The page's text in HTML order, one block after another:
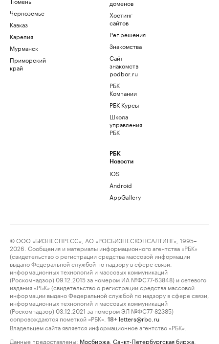
Черноземье
Кавказ
Карелия
Мурманск
Приморский
край
доменов
Хостинг
сайтов
Рег.решения
Знакомства
Сайт
знакомств
podbor.ru
РБК
Компании
РБК Курсы
Школа
управления
РБК
РБК
Новости
iOS
Android
AppGallery
© ООО «БИЗНЕСПРЕСС», АО «РОСБИЗНЕСКОНСАЛТИНГ», 1995–
2026. Сообщения и материалы информационного агентства «РБК»
(свидетельство о регистрации средства массовой информации
выдано Федеральной службой по надзору в сфере связи,
информационных технологий и массовых коммуникаций
(Роскомнадзор) 09.12.2015 за номером ИА №ФС77-63848) и сетевого
издания «РБК» (свидетельство о регистрации средства массовой
информации выдано Федеральной службой по надзору в сфере связи,
информационных технологий и массовых коммуникаций
(Роскомнадзор) 03.12.2021 за номером ЭЛ №ФС77-82385)
сопровождаются пометкой «РБК».
18+ letters@rbc.ru
Владельцем сайта является информационное агентство «РБК».
Данные предоставлены: Мосбиржа Санкт-Петербургская биржа